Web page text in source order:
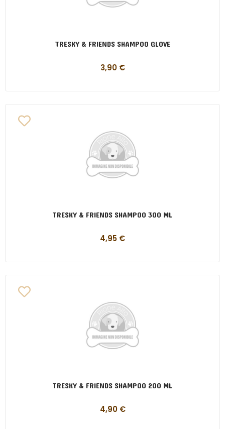
TRESKY & FRIENDS SHAMPOO GLOVE
3,90 €
TRESKY & FRIENDS SHAMPOO 300 ML
4,95 €
TRESKY & FRIENDS SHAMPOO 200 ML
4,90 €